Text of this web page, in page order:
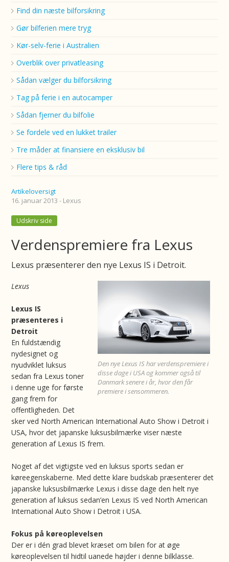
Find din næste bilforsikring
Gør bilferien mere tryg
Kør-selv-ferie i Australien
Overblik over privatleasing
Sådan vælger du bilforsikring
Tag på ferie i en autocamper
Sådan fjerner du bilfolie
Se fordele ved en lukket trailer
Tre måder at finansiere en eksklusiv bil
Flere tips & råd
Artikeloversigt
16. januar 2013 - Lexus
Udskriv side
Verdenspremiere fra Lexus
Lexus præsenterer den nye Lexus IS i Detroit.
Den nye Lexus IS har verdenspremiere i
disse dage i USA og kommer også til
Danmark senere i år, hvor den får
premiere i sensommeren.
Lexus
Lexus IS
præsenteres i
Detroit
En fuldstændig
nydesignet og
nyudviklet luksus
sedan fra Lexus toner
i denne uge for første
gang frem for
offentligheden. Det
sker ved North American International Auto Show i Detroit i
USA, hvor det japanske luksusbilmærke viser næste
generation af Lexus IS frem.
Noget af det vigtigste ved en luksus sports sedan er
køreegenskaberne. Med dette klare budskab præsenterer det
japanske luksusbilmærke Lexus i disse dage den helt nye
generation af luksus sedan’en Lexus IS ved North American
International Auto Show i Detroit i USA.
Fokus på køreoplevelsen
Der er i dén grad blevet kræset om bilen for at øge
køreoplevelsen til hidtil uanede højder i denne bilklasse.